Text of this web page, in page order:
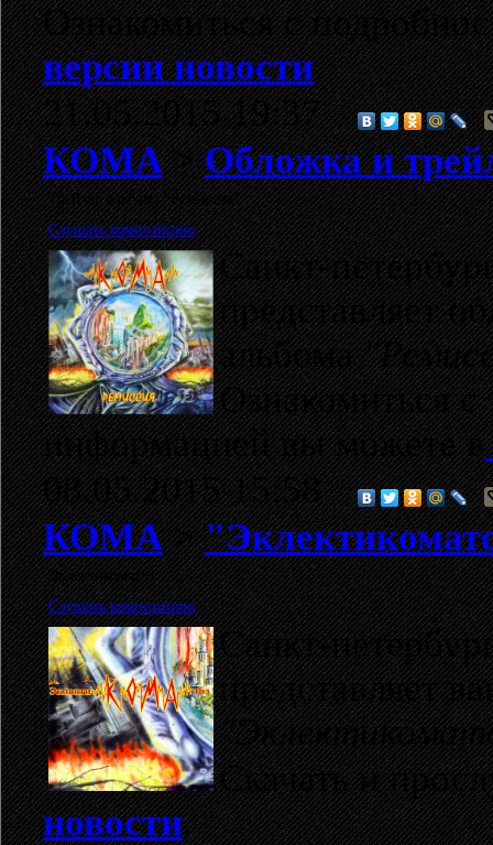
Ознакомиться с
версии новости.
21.05.2015 19:37
КОМА>Обложка и
Трейлер альбома "Ремиссия"
Слушать композицию
Санкт-
представляет
альбома
Ознакомиться
информацией вы можете в
08.05.2015 15:58
КОМА>
Эклектикоматоз
Слушать композицию
Санкт-
представляет
Скачать и
новости.